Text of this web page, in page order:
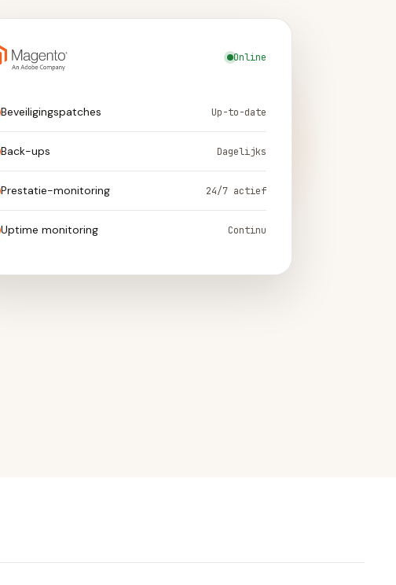
Online
Beveiligingspatches Up-to-date
Back-ups Dagelijks
Prestatie-monitoring 24/7 actief
Uptime monitoring Continu